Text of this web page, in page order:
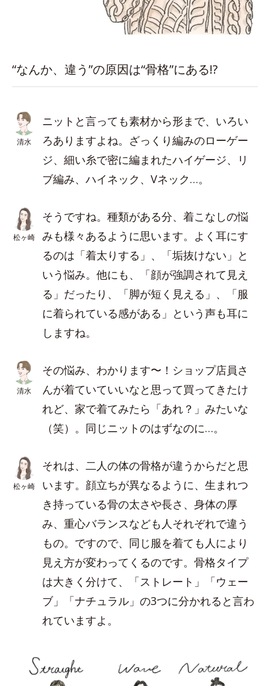
“なんか、違う”の原因は“骨格”にある!?
清水
ニットと言っても素材から形まで、いろい
ろありますよね。ざっくり編みのローゲー
ジ、細い糸で密に編まれたハイゲージ、リ
ブ編み、ハイネック、Vネック…。
松ヶ崎
そうですね。種類がある分、着こなしの悩
みも様々あるように思います。よく耳にす
るのは「着太りする」、「垢抜けない」と
いう悩み。他にも、「顔が強調されて見え
る」だったり、「脚が短く見える」、「服
に着られている感がある」という声も耳に
しますね。
清水
その悩み、わかります〜！ショップ店員さ
んが着ていていいなと思って買ってきたけ
れど、家で着てみたら「あれ？」みたいな
（笑）。同じニットのはずなのに…。
松ヶ崎
それは、二人の体の骨格が違うからだと思
います。顔立ちが異なるように、生まれつ
き持っている骨の太さや長さ、身体の厚
み、重心バランスなども人それぞれで違う
もの。ですので、同じ服を着ても人により
見え方が変わってくるのです。骨格タイプ
は大きく分けて、「ストレート」「ウェー
ブ」「ナチュラル」の3つに分かれると言わ
れていますよ。